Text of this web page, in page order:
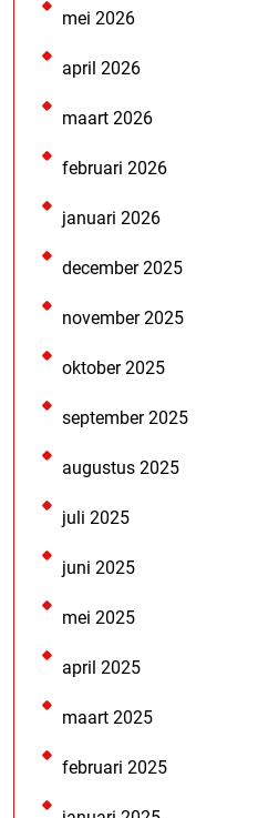
mei 2026
april 2026
maart 2026
februari 2026
januari 2026
december 2025
november 2025
oktober 2025
september 2025
augustus 2025
juli 2025
juni 2025
mei 2025
april 2025
maart 2025
februari 2025